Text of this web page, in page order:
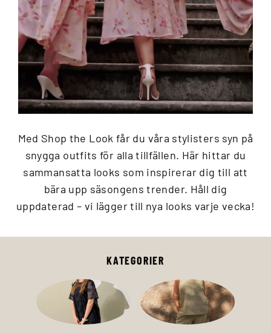
Med Shop the Look får du våra stylisters syn på
snygga outfits för alla tillfällen. Här hittar du
sammansatta looks som inspirerar dig till att
bära upp säsongens trender. Håll dig
uppdaterad – vi lägger till nya looks varje vecka!
KATEGORIER